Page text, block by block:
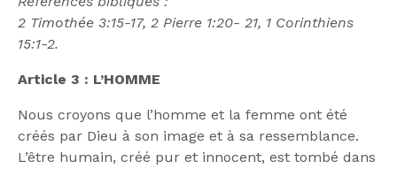
2 Timothée 3:15-17, 2 Pierre 1:20- 21, 1 Corinthiens
15:1-2.
Article 3 : L’HOMME
Nous croyons que l’homme et la femme ont été
créés par Dieu à son image et à sa ressemblance.
L’être humain, créé pur et innocent, est tombé dans